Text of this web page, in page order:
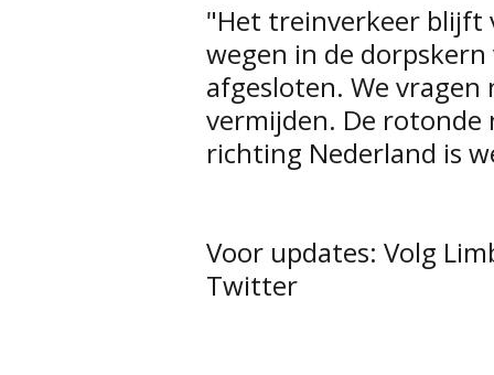
"Het treinverkeer blijft
wegen in de
afgesloten. We
vermijden. De rotonde
richting Nederland is
Voor updates: Volg
Twitter